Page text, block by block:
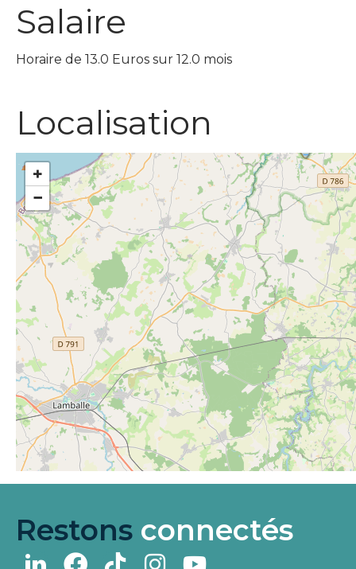
Salaire
Horaire de 13.0 Euros sur 12.0 mois
Localisation
+
−
Restons connectés